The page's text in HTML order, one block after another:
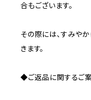
合もございます。
その際には、すみや
きます。
◆ご返品に関するご